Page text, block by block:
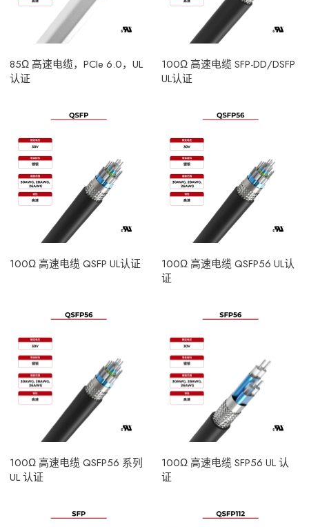
85Ω 高速电缆，PCIe 6.0，UL
认证
100Ω 高速电缆 SFP-DD/DSFP
UL认证
100Ω 高速电缆 QSFP UL认证
100Ω 高速电缆 QSFP56 UL认
证
100Ω 高速电缆 QSFP56 系列
UL 认证
100Ω 高速电缆 SFP56 UL 认
证